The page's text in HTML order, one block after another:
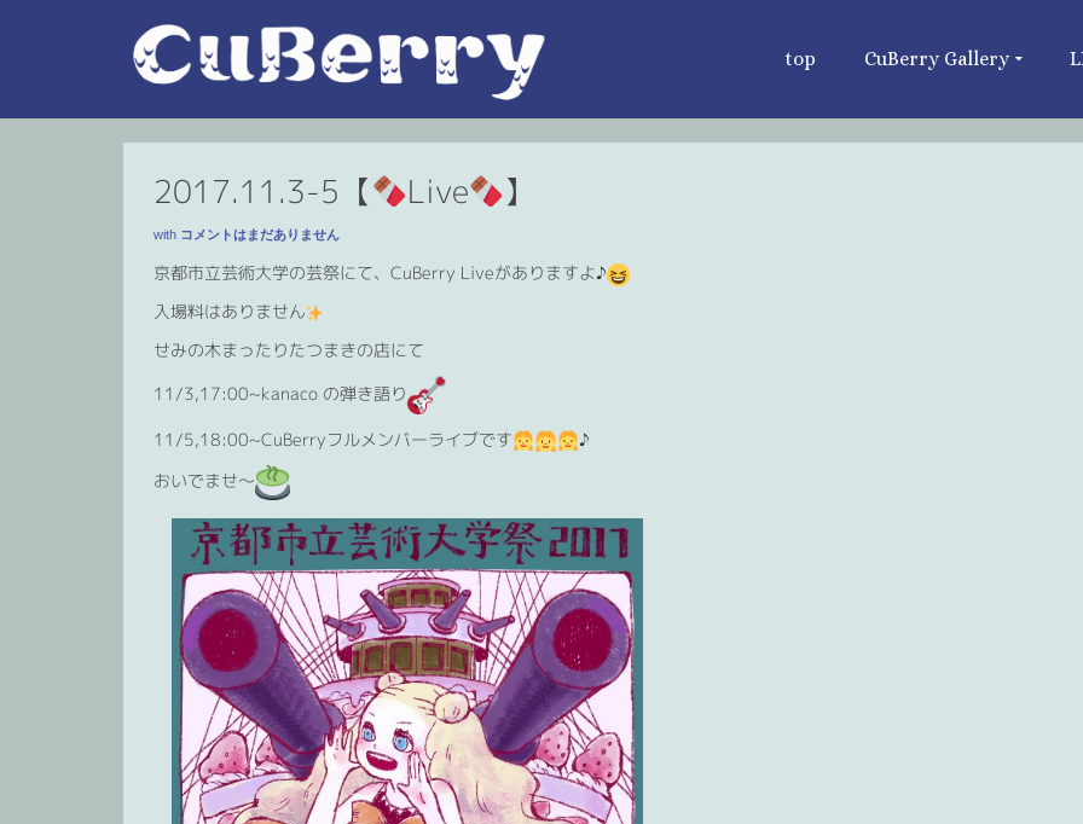
top CuBerry Gallery
2017.11.3-5【 Live 】
with コメントはまだありません
京都市立芸術大学の芸祭にて、CuBerry Liveがありますよ♪
入場料はありません
せみの木まったりたつまきの店にて
11/3,17:00~kanaco の弾き語り
11/5,18:00~CuBerryフルメンバーライブです
♪
おいでませ～